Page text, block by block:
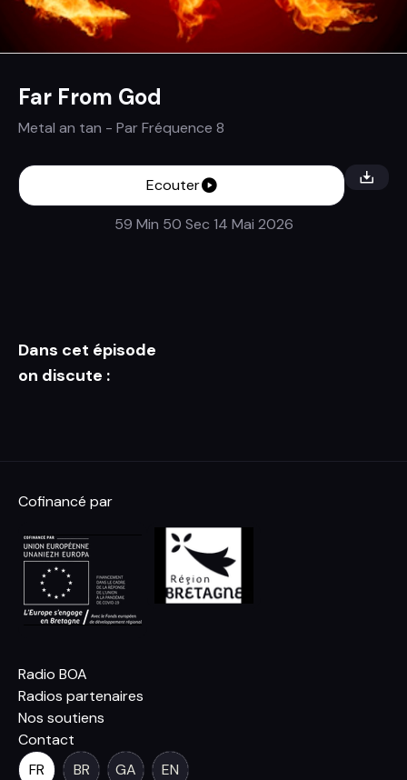
Far From God
Metal an tan - ParFréquence 8
Ecouter
59 Min 50 Sec 14 Mai 2026
Dans cet épisode
on discute :
Cofinancé par
Radio BOA
Radios partenaires
Nos soutiens
Contact
FR
BR GA EN